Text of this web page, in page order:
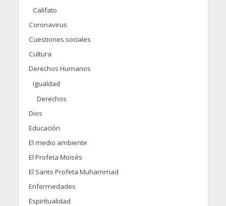
Califato
Coronavirus
Cuestiones sociales
Cultura
Derechos Humanos
Igualdad
Derechos
Dios
Educación
El medio ambiente
El Profeta Moisés
El Santo Profeta Muhammad
Enfermedades
Espiritualidad